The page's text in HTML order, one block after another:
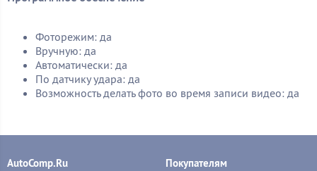
Фоторежим: да
Вручную: да
Автоматически: да
По датчику удара: да
Возможность делать фото во время записи видео: да
AutoComp.Ru Покупателям